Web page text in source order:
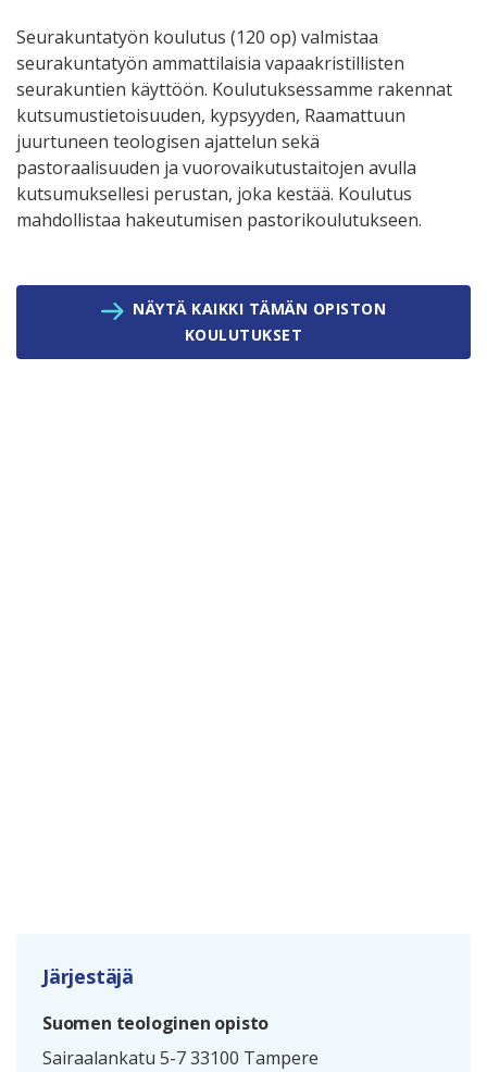
Seurakuntatyön koulutus (120 op) valmistaa
seurakuntatyön ammattilaisia vapaakristillisten
seurakuntien käyttöön. Koulutuksessamme rakennat
kutsumustietoisuuden, kypsyyden, Raamattuun
juurtuneen teologisen ajattelun sekä
pastoraalisuuden ja vuorovaikutustaitojen avulla
kutsumuksellesi perustan, joka kestää. Koulutus
mahdollistaa hakeutumisen pastorikoulutukseen.
NÄYTÄ KAIKKI TÄMÄN OPISTON
KOULUTUKSET
Järjestäjä
Suomen teologinen opisto
Sairaalankatu 5-7 33100 Tampere